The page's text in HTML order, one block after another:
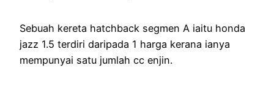
Sebuah kereta hatchback segmen A iaitu honda
jazz 1.5 terdiri daripada 1 harga kerana ianya
mempunyai satu jumlah cc enjin.